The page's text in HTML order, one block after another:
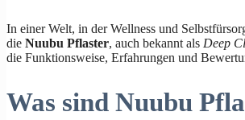
In einer Welt, in der Wellness und
die Nuubu Pflaster, auch bekannt als Deep
die Funktionsweise, Erfahrungen und
Was sind Nuubu